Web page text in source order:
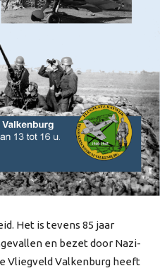
Het is tevens 85 jaar
en bezet door Nazi-
Vliegveld Valkenburg heeft